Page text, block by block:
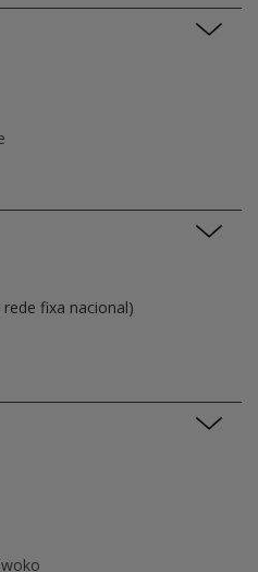
fixa nacional)